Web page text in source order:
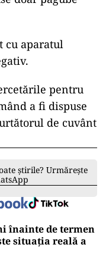
cu aparatul
pentru
a fi dispuse
de cuvânt
știrile? Urmărește
înainte de termen
situația reală a